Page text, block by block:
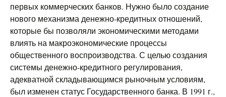
первых коммерческих банков. Нужно было создание
нового механизма денежно-кредитных отношений,
которые бы позволяли экономическими методами
влиять на макроэкономические процессы
общественного воспроизводства. С целью создания
системы денежно-кредитного регулирования,
адекватной складывающимся рыночным условиям,
был изменен статус Государственного банка. В 1991 г.,